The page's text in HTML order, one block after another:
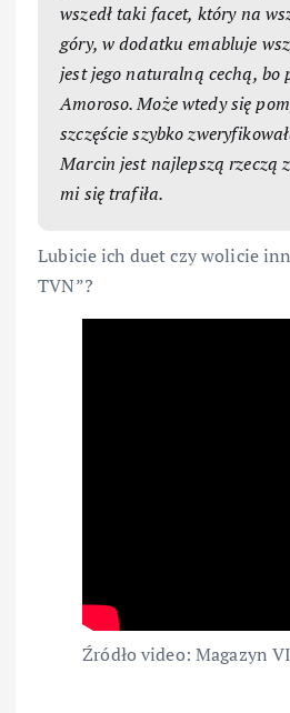
wszedł taki facet, który na
góry, w dodatku emabluje
jest jego naturalną cechą, bo
Amoroso. Może wtedy się
szczęście szybko
Marcin jest najlepszą rzeczą
mi się trafiła.
Lubicie ich duet czy wolicie
TVN”?
Źródło video: Magazyn